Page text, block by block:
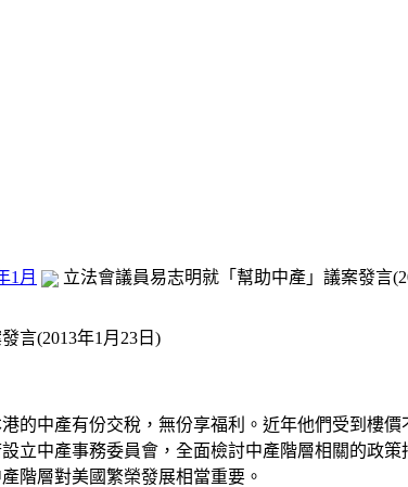
1月 立法會議員易志明就「幫助中產」議案發言
言(2013年1月23日)
的中產有份交稅，無份享福利。近年他們受到樓
立中產事務委員會，全面檢討中產階層相關的政
階層對美國繁榮發展相當重要。